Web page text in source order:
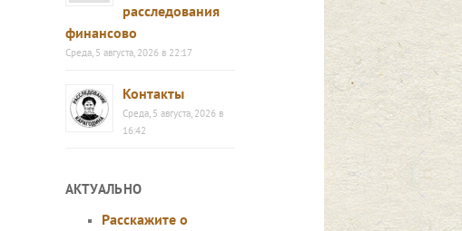
расследования
финансово
Среда, 5 августа, 2026 в 22:17
Контакты
Среда, 5 августа, 2026 в
16:42
АКТУАЛЬНО
Расскажите о